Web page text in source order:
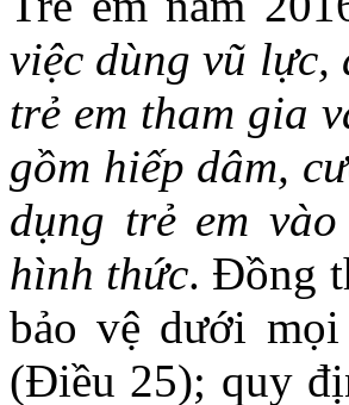
việc dùng vũ lực,
trẻ em tham gia
gồm hiếp dâm,
dụng trẻ em
hình thức. Đồng
bảo vệ dưới
(Điều 25); quy